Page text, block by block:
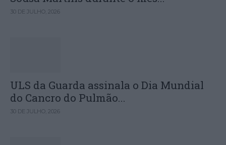
30 DE JULHO, 2026
ULS da Guarda assinala o Dia Mundial
do Cancro do Pulmão...
30 DE JULHO, 2026